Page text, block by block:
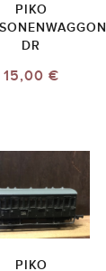
PIKO
DR
15,00 €
PIKO